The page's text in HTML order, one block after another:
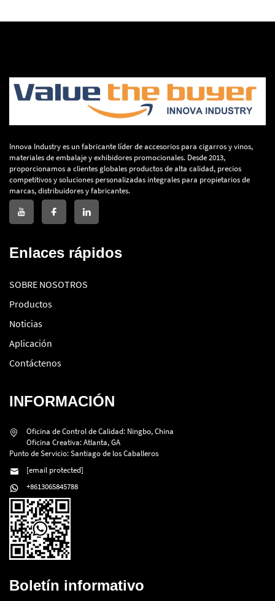
Innova Industry es un fabricante líder de accesorios para cigarros y vinos,
materiales de embalaje y exhibidores promocionales. Desde 2013,
proporcionamos a clientes globales productos de alta calidad, precios
competitivos y soluciones personalizadas integrales para propietarios de
marcas, distribuidores y fabricantes.
Enlaces rápidos
SOBRE NOSOTROS
Productos
Noticias
Aplicación
Contáctenos
INFORMACIÓN
Oficina de Control de Calidad: Ningbo, China
Oficina Creativa: Atlanta, GA
Punto de Servicio: Santiago de los Caballeros
[email protected]
+8613065845788
Boletín informativo